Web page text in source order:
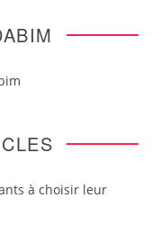
à choisir leur